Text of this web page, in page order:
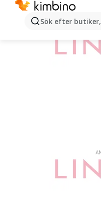
Sök efter